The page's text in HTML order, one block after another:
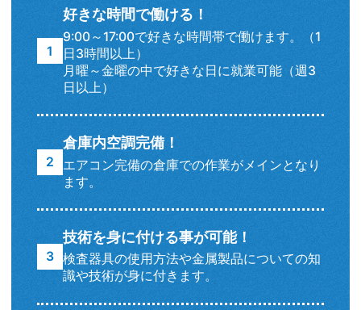
好きな時間で働ける！
9:00～17:00で好きな時間帯で働けます。（1
日3時間以上）
月曜～金曜の中で好きな日に就業可能（週3
日以上）
倉庫内空調完備！
エアコン完備の倉庫での作業がメインとなり
ます。
技術を身に付ける事が可能！
検査器具の使用方法や金属製品についての知
識や技術が身に付きます。